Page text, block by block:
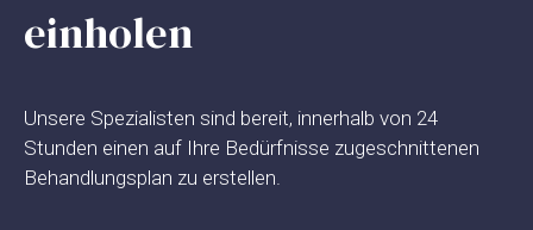
einholen
Unsere Spezialisten sind bereit, innerhalb von 24
Stunden einen auf Ihre Bedürfnisse zugeschnittenen
Behandlungsplan zu erstellen.